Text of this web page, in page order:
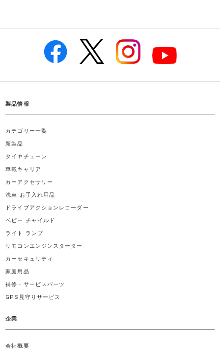
製品情報
カテゴリー一覧
新製品
タイヤチェーン
車載キャリア
カーアクセサリー
洗車 お手入れ用品
ドライブアクションレコーダー
ベビー チャイルド
ライト ランプ
リモコンエンジンスターター
カーセキュリティ
家庭用品
補修・サービスパーツ
GPS見守りサービス
企業
会社概要